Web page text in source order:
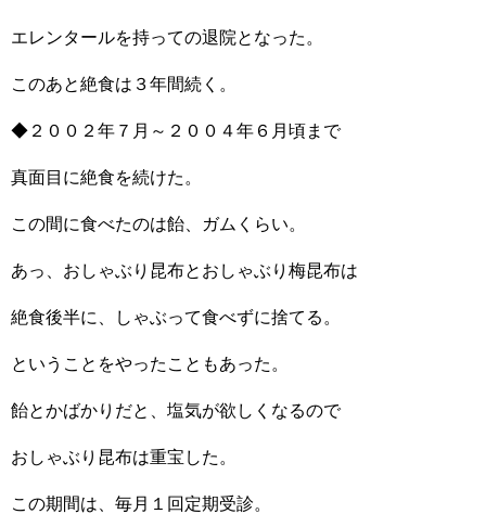
エレンタールを持っての退院となった。
このあと絶食は３年間続く。
◆２００２年７月～２００４年６月頃まで
真面目に絶食を続けた。
この間に食べたのは飴、ガムくらい。
あっ、おしゃぶり昆布とおしゃぶり梅昆布は
絶食後半に、しゃぶって食べずに捨てる。
ということをやったこともあった。
飴とかばかりだと、塩気が欲しくなるので
おしゃぶり昆布は重宝した。
この期間は、毎月１回定期受診。